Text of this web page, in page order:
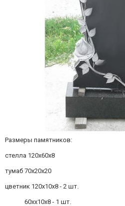
Размеры памятников:
стелла 120х60х8
тумаб 70х20х20
цветник 120х10х8 - 2 шт.
60хх10х8 - 1 шт.